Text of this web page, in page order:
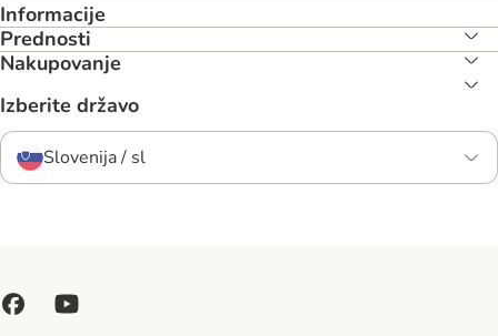
Informacije
Prednosti
Nakupovanje
Izberite državo
Slovenija / sl